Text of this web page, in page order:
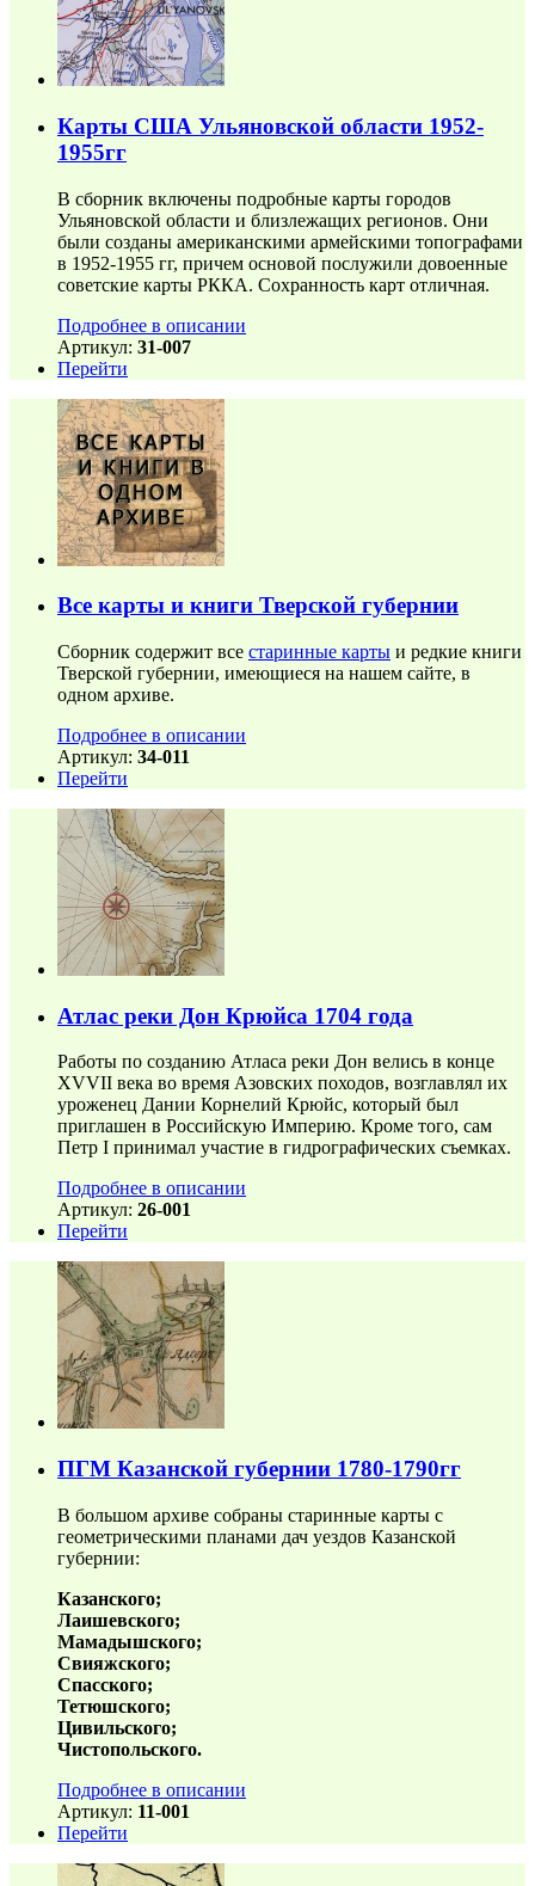
Карты США Ульяновской области 1952-
1955гг
В сборник включены подробные карты городов
Ульяновской области и близлежащих регионов. Они
были созданы американскими армейскими топографами
в 1952-1955 гг, причем основой послужили довоенные
советские карты РККА. Сохранность карт отличная.
Подробнее в описании
Артикул: 31-007
Перейти
Все карты и книги Тверской губернии
Сборник содержит все старинные карты и редкие книги
Тверской губернии, имеющиеся на нашем сайте, в
одном архиве.
Подробнее в описании
Артикул: 34-011
Перейти
Атлас реки Дон Крюйса 1704 года
Работы по созданию Атласа реки Дон велись в конце
XVVII века во время Азовских походов, возглавлял их
уроженец Дании Корнелий Крюйс, который был
приглашен в Российскую Империю. Кроме того, сам
Петр I принимал участие в гидрографических съемках.
Подробнее в описании
Артикул: 26-001
Перейти
ПГМ Казанской губернии 1780-1790гг
В большом архиве собраны старинные карты с
геометрическими планами дач уездов Казанской
губернии:
Казанского;
Лаишевского;
Мамадышского;
Свияжского;
Спасского;
Тетюшского;
Цивильского;
Чистопольского.
Подробнее в описании
Артикул: 11-001
Перейти